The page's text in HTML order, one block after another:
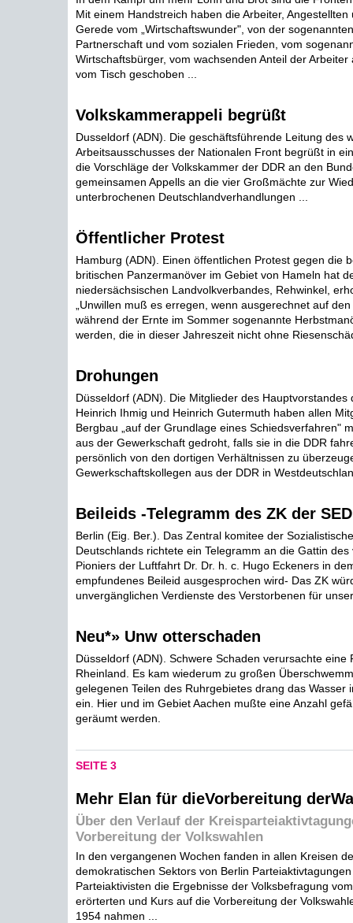
Mit einem Handstreich haben die Arbeiter, Angestellten
Gerede vom „Wirtschaftswunder", von der
Partnerschaft und vom sozialen Frieden, vom
Wirtschaftsbürger, vom wachsenden Anteil der Arbeiter
vom Tisch geschoben ...
Volkskammerappeli begrüßt
Dusseldorf (ADN). Die geschäftsführende Leitung des
Arbeitsausschusses der Nationalen Front begrüßt in
die Vorschläge der Volkskammer der DDR an den
gemeinsamen Appells an die vier Großmächte zur
unterbrochenen Deutschlandverhandlungen ...
Öffentlicher Protest
Hamburg (ADN). Einen öffentlichen Protest gegen die
britischen Panzermanöver im Gebiet von Hameln hat
niedersächsischen Landvolkverbandes, Rehwinkel,
„Unwillen muß es erregen, wenn ausgerechnet auf
während der Ernte im Sommer sogenannte
werden, die in dieser Jahreszeit nicht ohne
Drohungen
Düsseldorf (ADN). Die Mitglieder des Hauptvorstandes
Heinrich Ihmig und Heinrich Gutermuth haben allen
Bergbau „auf der Grundlage eines Schiedsverfahren"
aus der Gewerkschaft gedroht, falls sie in die DDR
persönlich von den dortigen Verhältnissen zu
Gewerkschaftskollegen aus der DDR in
Beileids -Telegramm des ZK der SED
Berlin (Eig. Ber.). Das Zentral komitee der
Deutschlands richtete ein Telegramm an die Gattin
Pioniers der Luftfahrt Dr. Dr. h. c. Hugo Eckeners in
empfundenes Beileid ausgesprochen wird- Das ZK
unvergänglichen Verdienste des Verstorbenen für
Neu*» Unw otterschaden
Düsseldorf (ADN). Schwere Schaden verursachte eine
Rheinland. Es kam wiederum zu großen
gelegenen Teilen des Ruhrgebietes drang das Wasser
ein. Hier und im Gebiet Aachen mußte eine Anzahl
geräumt werden.
SEITE 3
Mehr Elan für dieVorbereitung
Über den Verlauf der
Vorbereitung der Volkswahlen
In den vergangenen Wochen fanden in allen Kreisen
demokratischen Sektors von Berlin
Parteiaktivisten die Ergebnisse der Volksbefragung
erörterten und Kurs auf die Vorbereitung der
1954 nahmen ...